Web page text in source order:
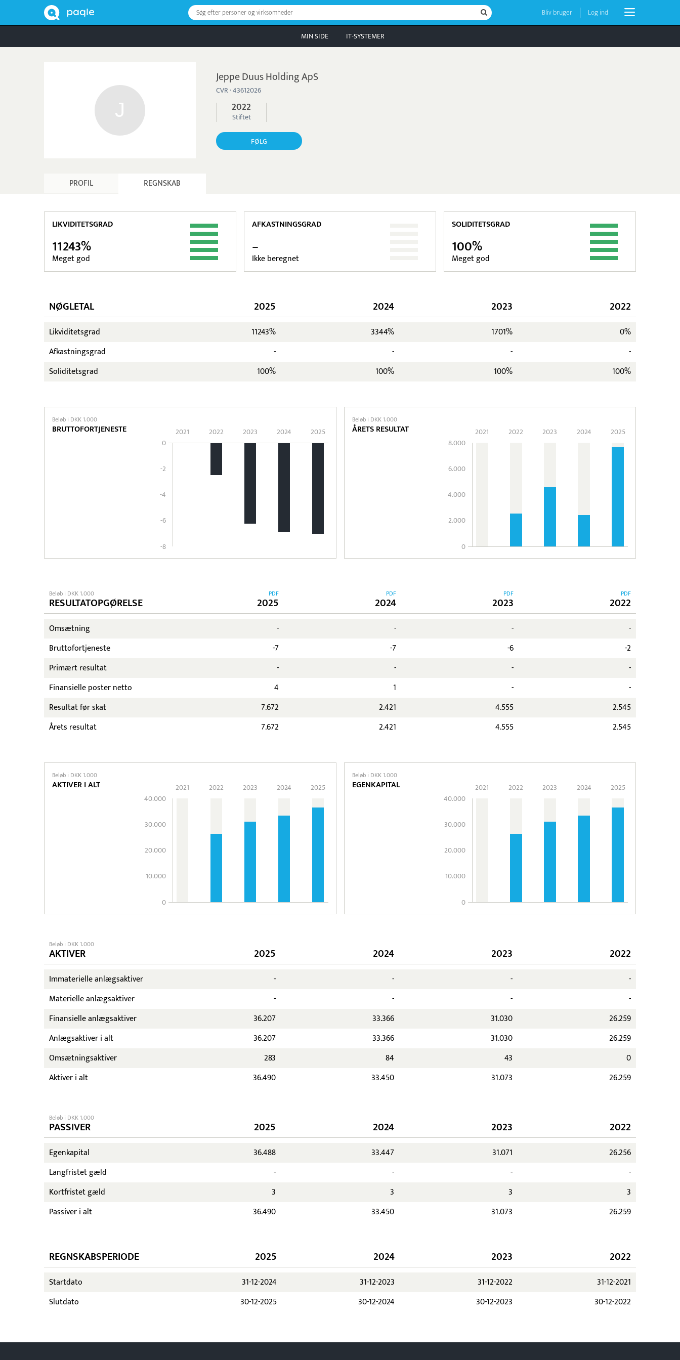
Bliv bruger Log ind
Søg efter personer og virksomheder
MIN SIDE IT-SYSTEMER
Jeppe Duus Holding ApS
CVR · 43612026
2022
Stiftet
FØLG
PROFIL REGNSKAB
LIKVIDITETSGRAD
11243%
Meget god
AFKASTNINGSGRAD
–
Ikke beregnet
SOLIDITETSGRAD
100%
Meget god
NØGLETAL 2025 2024 2023 2022
Likviditetsgrad 11243% 3344% 1701%
0%
Afkastningsgrad
- - -
-
Soliditetsgrad
100% 100% 100% 100%
Beløb i DKK 1.000
BRUTTOFORTJENESTE
0
-2
-4
-6
-8
2021 2022 2023 2024 2025
Beløb i DKK 1.000
ÅRETS RESULTAT
8.000
6.000
4.000
2.000
0
2021 2022 2023 2024 2025
Beløb i DKK 1.000
RESULTATOPGØRELSE
PDF
2025
PDF
2024
PDF
2023
PDF
2022
Omsætning - - -
-
Bruttofortjeneste
-7 -7 -6
-2
Primært resultat
- - -
-
Finansielle poster netto
4 1 -
-
Resultat før skat
7.672 2.421 4.555
2.545
Årets resultat
7.672 2.421 4.555 2.545
Beløb i DKK 1.000
AKTIVER I ALT
40.000
30.000
20.000
10.000
0
2021 2022 2023 2024 2025
Beløb i DKK 1.000
EGENKAPITAL
40.000
30.000
20.000
10.000
0
2021 2022 2023 2024 2025
Beløb i DKK 1.000
AKTIVER 2025 2024 2023 2022
Immaterielle anlægsaktiver - - -
-
Materielle anlægsaktiver
- - -
-
Finansielle anlægsaktiver
36.207 33.366 31.030
26.259
Anlægsaktiver i alt
36.207 33.366 31.030
26.259
Omsætningsaktiver
283 84 43
0
Aktiver i alt
36.490 33.450 31.073 26.259
Beløb i DKK 1.000
PASSIVER 2025 2024 2023 2022
Egenkapital 36.488 33.447 31.071
26.256
Langfristet gæld
- - -
-
Kortfristet gæld
3 3 3
3
Passiver i alt
36.490 33.450 31.073 26.259
REGNSKABSPERIODE 2025 2024 2023 2022
Startdato 31-12-2024 31-12-2023 31-12-2022
31-12-2021
Slutdato
30-12-2025 30-12-2024 30-12-2023 30-12-2022